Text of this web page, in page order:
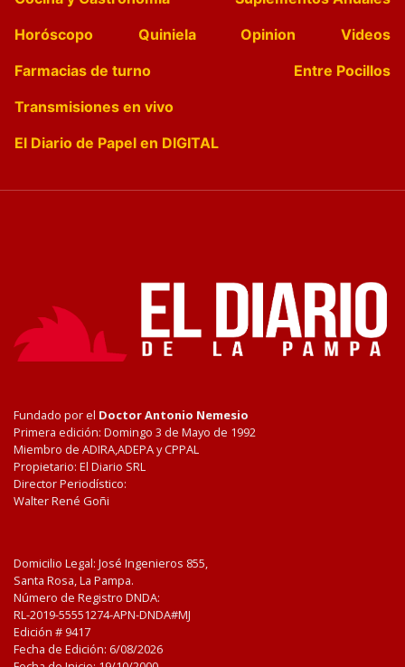
Horóscopo
Quiniela Opinion
Videos
Farmacias de turno
Entre Pocillos
Transmisiones en vivo
El Diario de Papel en DIGITAL
Fundado por el Doctor Antonio Nemesio
Primera edición: Domingo 3 de Mayo de 1992
Miembro de ADIRA,ADEPA y CPPAL
Propietario: El Diario SRL
Director Periodístico:
Walter René Goñi
Domicilio Legal: José Ingenieros 855,
Santa Rosa, La Pampa.
Número de Registro DNDA:
RL-2019-55551274-APN-DNDA#MJ
Edición # 9417
Fecha de Edición: 6/08/2026